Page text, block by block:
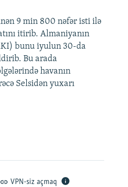
9 min 800 nəfər isti ilə
itirib. Almaniyanın
bunu iyulun 30-da
Bu arada
havanın
Selsidən yuxarı
VPN-siz açmaq